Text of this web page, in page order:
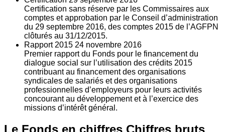
Certification sans réserve par les Commissaires aux
comptes et approbation par le Conseil d’administration
du 29 septembre 2016, des comptes 2015 de l’AGFPN
clôturés au 31/12/2015.
Rapport 2015 24 novembre 2016
Premier rapport du Fonds pour le financement du
dialogue social sur l’utilisation des crédits 2015
contribuant au financement des organisations
syndicales de salariés et des organisations
professionnelles d’employeurs pour leurs activités
concourant au développement et à l’exercice des
missions d’intérêt général.